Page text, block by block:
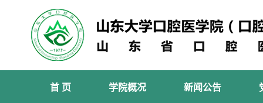
首 页 学院概况 新闻公告